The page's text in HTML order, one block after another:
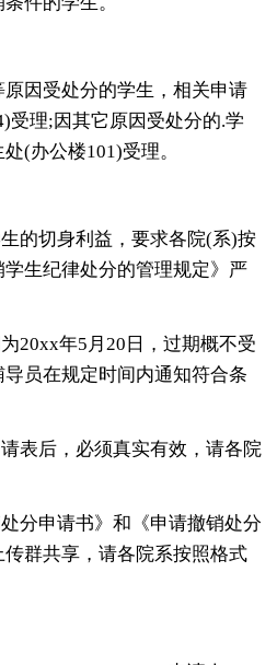
因受处分的学生，相关申请
受理;因其它原因受处分的.学
(办公楼101)受理。
切身利益，要求各院(系)按
生纪律处分的管理规定》严
年5月20日，过期概不受
员在规定时间内通知符合条
后，必须真实有效，请各院
申请书》和《申请撤销处分
群共享，请各院系按照格式